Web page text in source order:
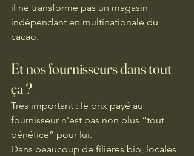
il ne transforme pas un magasin
indépendant en multinationale du
cacao.
Et nos fournisseurs dans tout
ça ?
Très important : le prix payé au
fournisseur n’est pas non plus “tout
bénéfice” pour lui.
Dans beaucoup de filières bio, locales